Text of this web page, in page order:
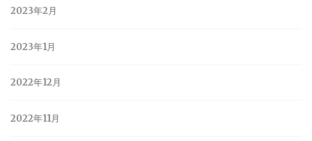
2023年2月
2023年1月
2022年12月
2022年11月